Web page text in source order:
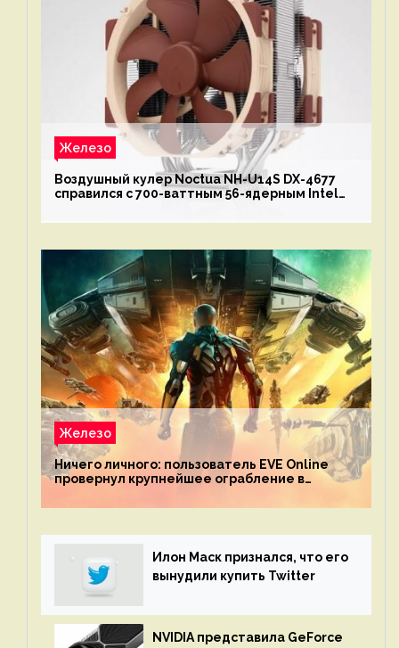
Железо
Воздушный кулер Noctua NH-U14S DX-4677
справился с 700-ваттным 56-ядерным Intel
Железо
Ничего личного: пользователь EVE Online
провернул крупнейшее ограбление в
механике
Илон Маск признался, что его
вынудили купить Twitter
NVIDIA представила GeForce